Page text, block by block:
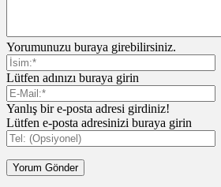
Yorumunuzu buraya girebilirsiniz.
Lütfen adınızı buraya girin
Yanlış bir e-posta adresi girdiniz!
Lütfen e-posta adresinizi buraya girin